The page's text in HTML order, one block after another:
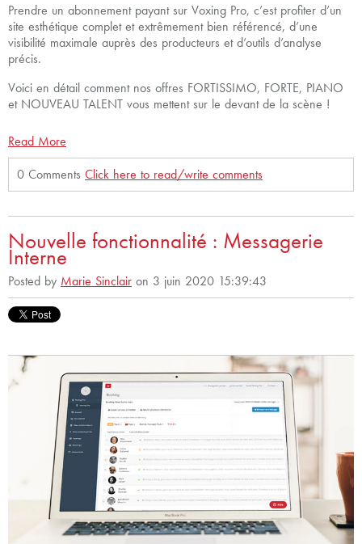
Prendre un abonnement payant sur Voxing Pro, c’est profiter d’un
site esthétique complet et extrêmement bien référencé, d’une
visibilité maximale auprès des producteurs et d’outils d’analyse
précis.
Voici en détail comment nos offres FORTISSIMO, FORTE, PIANO
et NOUVEAU TALENT vous mettent sur le devant de la scène !
Read More
0 Comments Click here to read/write comments
Nouvelle fonctionnalité : Messagerie
Interne
Posted by Marie Sinclair on 3 juin 2020 15:39:43